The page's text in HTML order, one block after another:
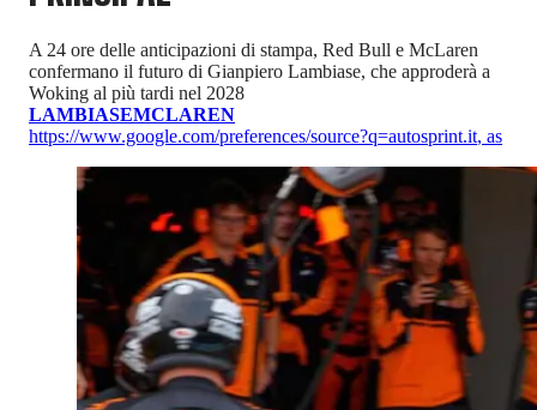
A 24 ore delle anticipazioni di stampa, Red Bull e McLaren
confermano il futuro di Gianpiero Lambiase, che approderà a
Woking al più tardi nel 2028
LAMBIASEMCLAREN
https://www.google.com/preferences/source?q=autosprint.it, as